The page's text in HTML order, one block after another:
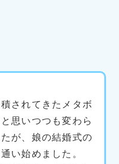
されてきたメタボ
思いつつも変わら
が、娘の結婚式の
い始めました。